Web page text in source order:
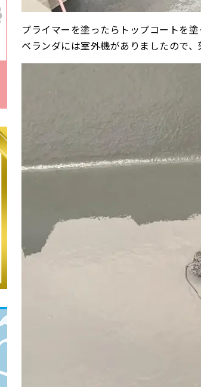
プライマーを塗ったらトップコートを塗
ベランダには室外機がありましたので